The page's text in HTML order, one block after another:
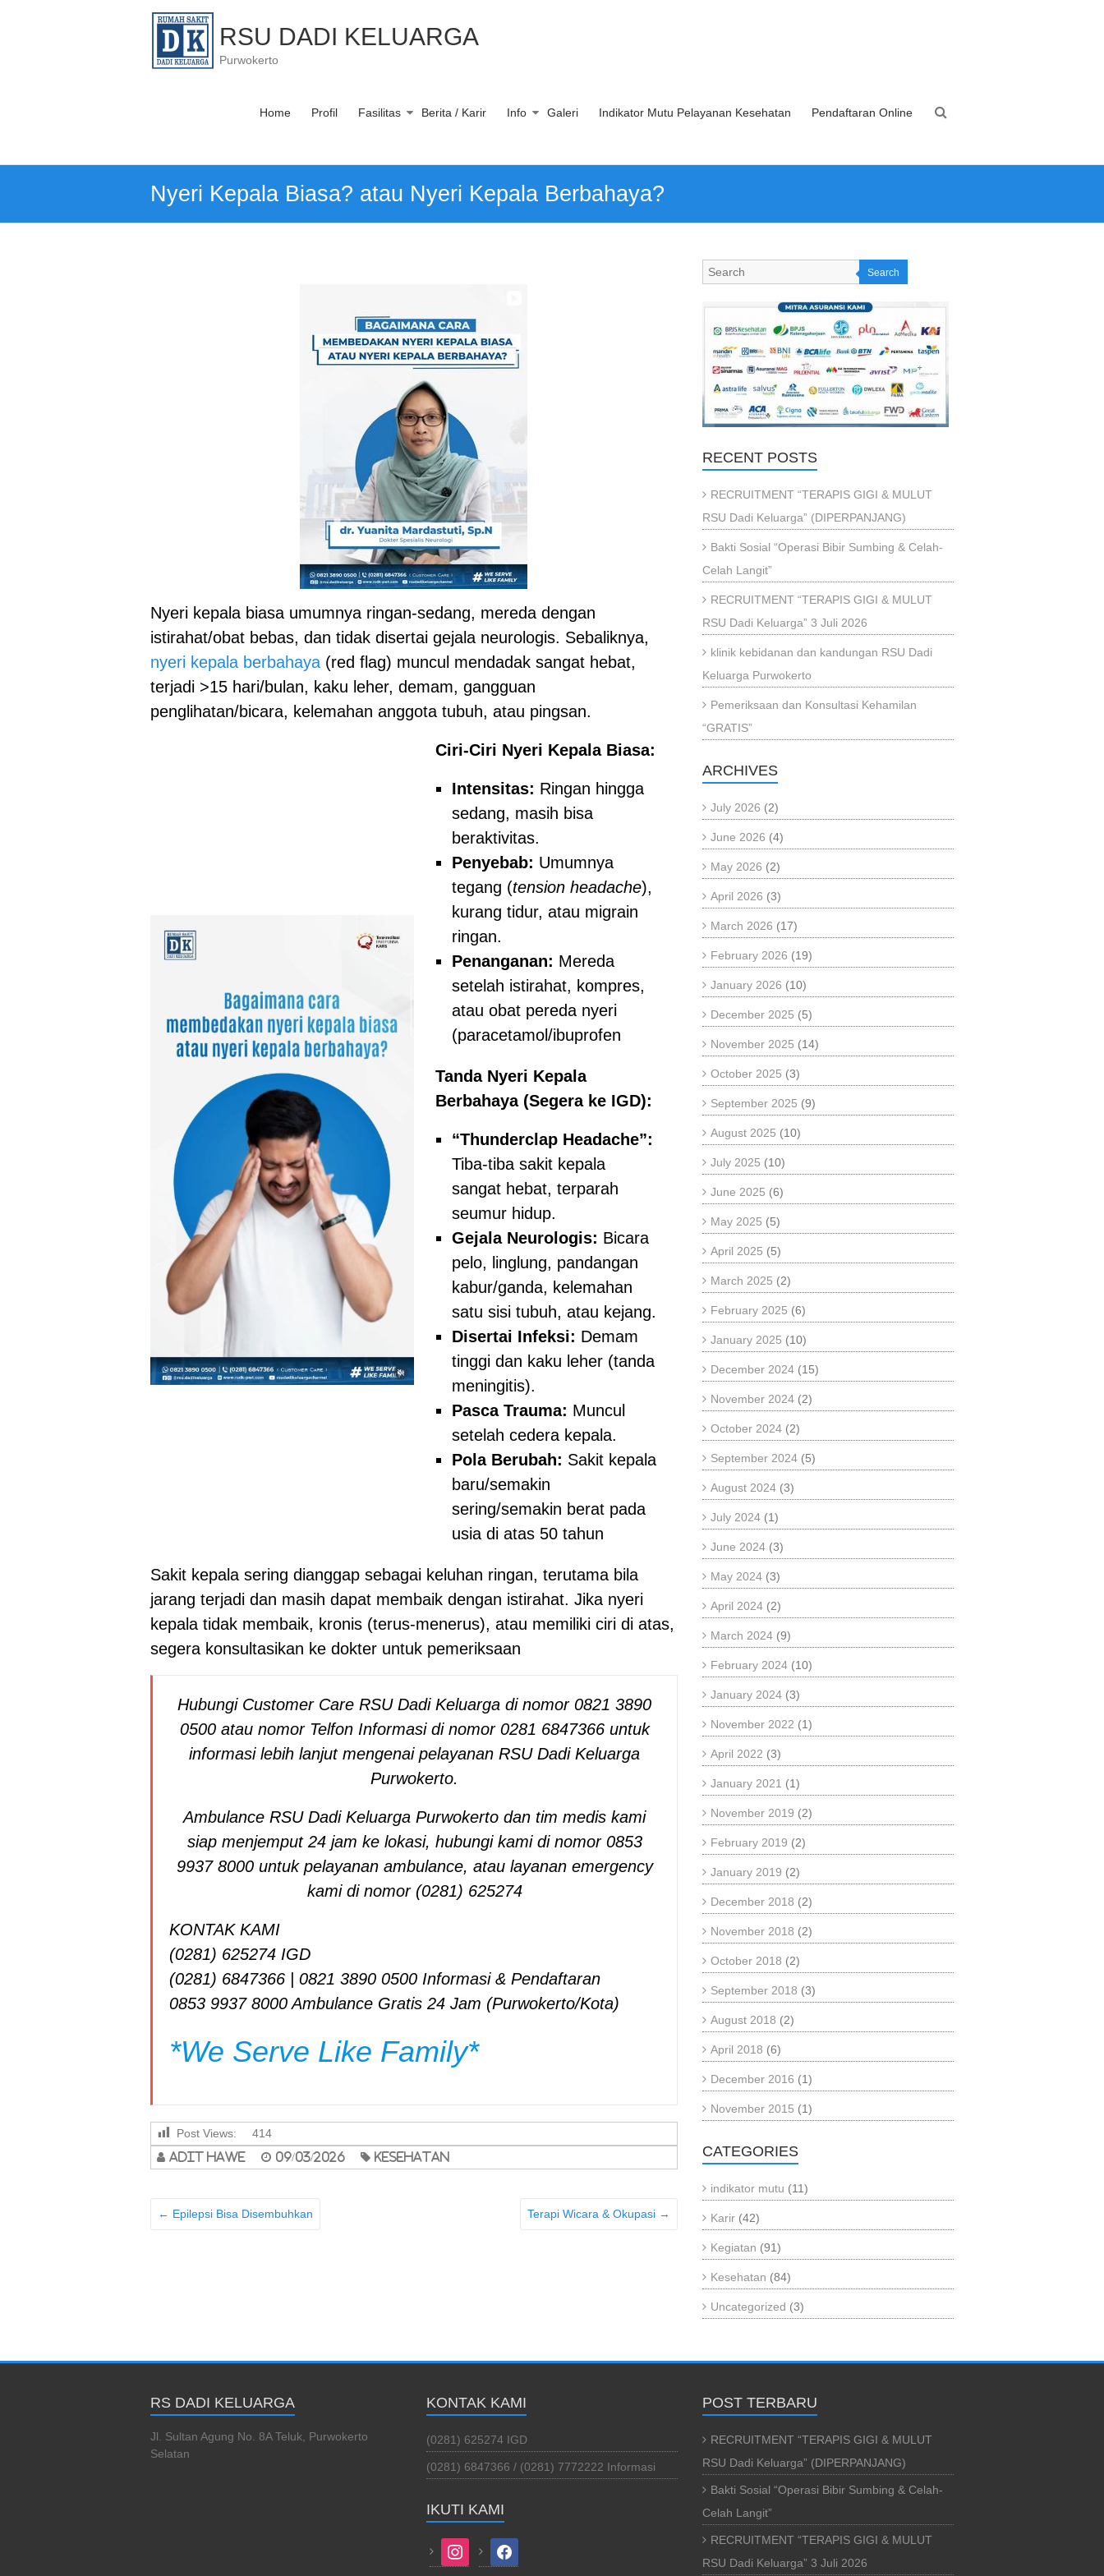
RSU DADI KELUARGA
Purwokerto
Home Profil Fasilitas Berita / Karir Info Galeri Indikator Mutu Pelayanan Kesehatan Pendaftaran Online
Nyeri Kepala Biasa? atau Nyeri Kepala Berbahaya?
Nyeri kepala biasa umumnya ringan-sedang, mereda dengan
istirahat/obat bebas, dan tidak disertai gejala neurologis. Sebaliknya,
nyeri kepala berbahaya (red flag) muncul mendadak sangat hebat,
terjadi >15 hari/bulan, kaku leher, demam, gangguan
penglihatan/bicara, kelemahan anggota tubuh, atau pingsan.
Ciri-Ciri Nyeri Kepala Biasa:
Intensitas: Ringan hingga
sedang, masih bisa
beraktivitas.
Penyebab: Umumnya
tegang (tension headache),
kurang tidur, atau migrain
ringan.
Penanganan: Mereda
setelah istirahat, kompres,
atau obat pereda nyeri
(paracetamol/ibuprofen
Tanda Nyeri Kepala
Berbahaya (Segera ke IGD):
“Thunderclap Headache”:
Tiba-tiba sakit kepala
sangat hebat, terparah
seumur hidup.
Gejala Neurologis: Bicara
pelo, linglung, pandangan
kabur/ganda, kelemahan
satu sisi tubuh, atau kejang.
Disertai Infeksi: Demam
tinggi dan kaku leher (tanda
meningitis).
Pasca Trauma: Muncul
setelah cedera kepala.
Pola Berubah: Sakit kepala
baru/semakin
sering/semakin berat pada
usia di atas 50 tahun
Sakit kepala sering dianggap sebagai keluhan ringan, terutama bila
jarang terjadi dan masih dapat membaik dengan istirahat. Jika nyeri
kepala tidak membaik, kronis (terus-menerus), atau memiliki ciri di atas,
segera konsultasikan ke dokter untuk pemeriksaan
Hubungi Customer Care RSU Dadi Keluarga di nomor 0821 3890
0500 atau nomor Telfon Informasi di nomor 0281 6847366 untuk
informasi lebih lanjut mengenai pelayanan RSU Dadi Keluarga
Purwokerto.
Ambulance RSU Dadi Keluarga Purwokerto dan tim medis kami
siap menjemput 24 jam ke lokasi, hubungi kami di nomor 0853
9937 8000 untuk pelayanan ambulance, atau layanan emergency
kami di nomor (0281) 625274
KONTAK KAMI
(0281) 625274 IGD
(0281) 6847366 | 0821 3890 0500 Informasi & Pendaftaran
0853 9937 8000 Ambulance Gratis 24 Jam (Purwokerto/Kota)
*We Serve Like Family*
Post Views: 414
adit hawe 09/03/2026 Kesehatan
← Epilepsi Bisa Disembuhkan Terapi Wicara & Okupasi →
Search
RECENT POSTS
RECRUITMENT “TERAPIS GIGI & MULUT
RSU Dadi Keluarga” (DIPERPANJANG)
Bakti Sosial “Operasi Bibir Sumbing & Celah-
Celah Langit”
RECRUITMENT “TERAPIS GIGI & MULUT
RSU Dadi Keluarga” 3 Juli 2026
klinik kebidanan dan kandungan RSU Dadi
Keluarga Purwokerto
Pemeriksaan dan Konsultasi Kehamilan
“GRATIS”
ARCHIVES
July 2026 (2)
June 2026 (4)
May 2026 (2)
April 2026 (3)
March 2026 (17)
February 2026 (19)
January 2026 (10)
December 2025 (5)
November 2025 (14)
October 2025 (3)
September 2025 (9)
August 2025 (10)
July 2025 (10)
June 2025 (6)
May 2025 (5)
April 2025 (5)
March 2025 (2)
February 2025 (6)
January 2025 (10)
December 2024 (15)
November 2024 (2)
October 2024 (2)
September 2024 (5)
August 2024 (3)
July 2024 (1)
June 2024 (3)
May 2024 (3)
April 2024 (2)
March 2024 (9)
February 2024 (10)
January 2024 (3)
November 2022 (1)
April 2022 (3)
January 2021 (1)
November 2019 (2)
February 2019 (2)
January 2019 (2)
December 2018 (2)
November 2018 (2)
October 2018 (2)
September 2018 (3)
August 2018 (2)
April 2018 (6)
December 2016 (1)
November 2015 (1)
CATEGORIES
indikator mutu (11)
Karir (42)
Kegiatan (91)
Kesehatan (84)
Uncategorized (3)
RS DADI KELUARGA
Jl. Sultan Agung No. 8A Teluk, Purwokerto
Selatan
KONTAK KAMI
(0281) 625274 IGD
(0281) 6847366 / (0281) 7772222 Informasi
IKUTI KAMI
instagram facebook
POST TERBARU
RECRUITMENT “TERAPIS GIGI & MULUT
RSU Dadi Keluarga” (DIPERPANJANG)
Bakti Sosial “Operasi Bibir Sumbing & Celah-
Celah Langit”
RECRUITMENT “TERAPIS GIGI & MULUT
RSU Dadi Keluarga” 3 Juli 2026